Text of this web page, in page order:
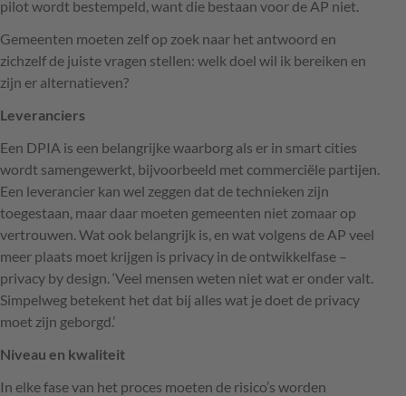
pilot wordt bestempeld, want die bestaan voor de AP niet.
Gemeenten moeten zelf op zoek naar het antwoord en
zichzelf de juiste vragen stellen: welk doel wil ik bereiken en
zijn er alternatieven?
Leveranciers
Een DPIA is een belangrijke waarborg als er in smart cities
wordt samengewerkt, bijvoorbeeld met commerciële partijen.
Een leverancier kan wel zeggen dat de technieken zijn
toegestaan, maar daar moeten gemeenten niet zomaar op
vertrouwen. Wat ook belangrijk is, en wat volgens de AP veel
meer plaats moet krijgen is privacy in de ontwikkelfase –
privacy by design. ‘Veel mensen weten niet wat er onder valt.
Simpelweg betekent het dat bij alles wat je doet de privacy
moet zijn geborgd.’
Niveau en kwaliteit
In elke fase van het proces moeten de risico’s worden